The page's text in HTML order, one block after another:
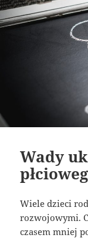
Wady
Wiele dzieci
rozwojowymi.
czasem mniej